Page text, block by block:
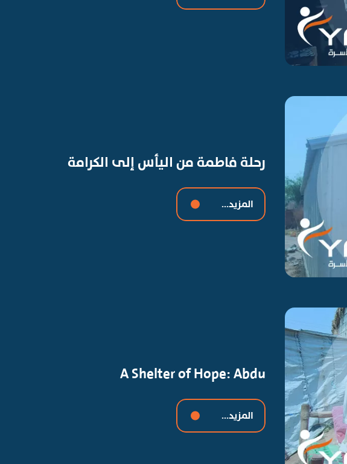
رحلة فاطمة من اليأس إلى الكرامة
المزيد...
A Shelter of Hope: Abdu
المزيد...